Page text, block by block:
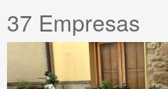
37 Empresas